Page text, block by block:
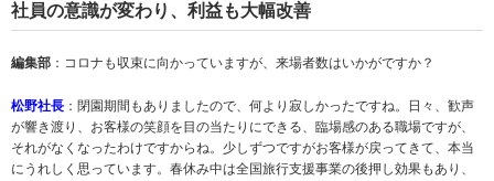
社員の意識が変わり、利益も大幅改善
編集部 ：コロナも収束に向かっていますが、来場者数はいかがですか？
松野社長 ：閉園期間もありましたので、何より寂しかったですね。日々、歓声
が響き渡り、お客様の笑顔を目の当たりにできる、臨場感のある職場ですが、
それがなくなったわけですからね。少しずつですがお客様が戻ってきて、本当
にうれしく思っています。春休み中は全国旅行支援事業の後押し効果もあり、